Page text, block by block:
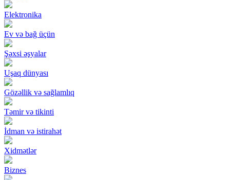
Elektronika
Ev və bağ üçün
Şəxsi əşyalar
Uşaq dünyası
Gözəllik və sağlamlıq
Təmir və tikinti
İdman və istirahət
Xidmətlər
Biznes